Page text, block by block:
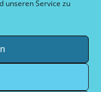
unseren Service zu